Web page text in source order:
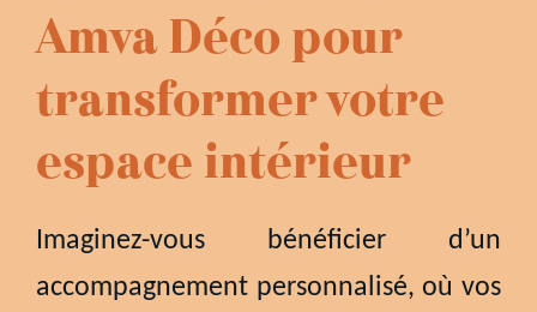
Amva Déco pour
transformer votre
espace intérieur
Imaginez-vous bénéficier d’un
accompagnement personnalisé, où vos